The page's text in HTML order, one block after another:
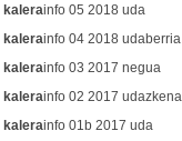
kalerainfo 05 2018 uda
kalerainfo 04 2018 udaberria
kalerainfo 03 2017 negua
kalerainfo 02 2017 udazkena
kalerainfo 01b 2017 uda